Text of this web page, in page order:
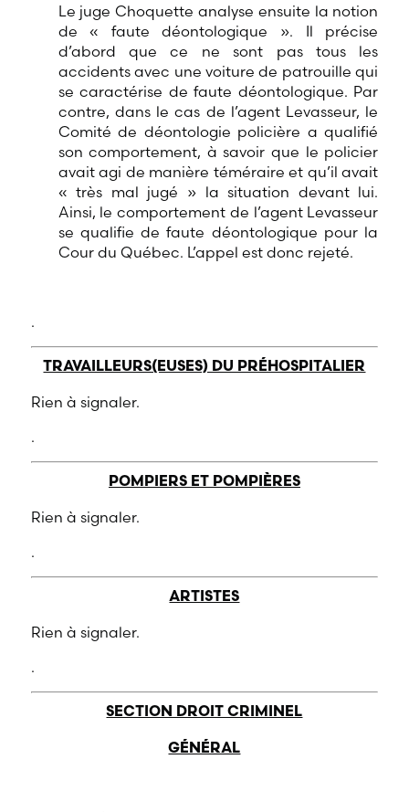
Le juge Choquette analyse ensuite la notion
de « faute déontologique ». Il précise
d’abord que ce ne sont pas tous les
accidents avec une voiture de patrouille qui
se caractérise de faute déontologique. Par
contre, dans le cas de l’agent Levasseur, le
Comité de déontologie policière a qualifié
son comportement, à savoir que le policier
avait agi de manière téméraire et qu’il avait
« très mal jugé » la situation devant lui.
Ainsi, le comportement de l’agent Levasseur
se qualifie de faute déontologique pour la
Cour du Québec. L’appel est donc rejeté.
.
TRAVAILLEURS(EUSES) DU PRÉHOSPITALIER
Rien à signaler.
.
POMPIERS ET POMPIÈRES
Rien à signaler.
.
ARTISTES
Rien à signaler.
.
SECTION DROIT CRIMINEL
GÉNÉRAL